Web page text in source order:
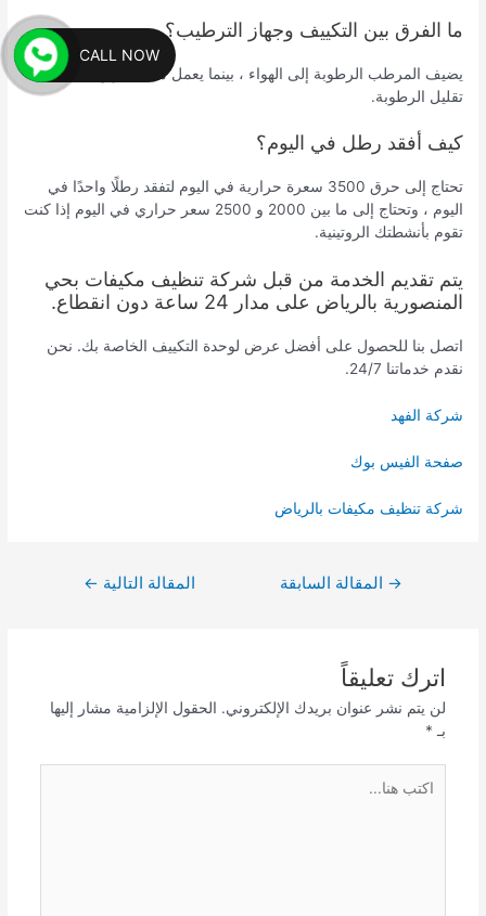
ما الفرق بين التكييف وجهاز الترطيب؟
يضيف المرطب الرطوبة إلى الهواء ، بينما يعمل مكيف الهواء على
تقليل الرطوبة.
كيف أفقد رطل في اليوم؟
تحتاج إلى حرق 3500 سعرة حرارية في اليوم لتفقد رطلًا واحدًا في
اليوم ، وتحتاج إلى ما بين 2000 و 2500 سعر حراري في اليوم إذا كنت
تقوم بأنشطتك الروتينية.
يتم تقديم الخدمة من قبل شركة تنظيف مكيفات بحي
المنصورية بالرياض على مدار 24 ساعة دون انقطاع.
اتصل بنا للحصول على أفضل عرض لوحدة التكييف الخاصة بك. نحن
نقدم خدماتنا 24/7.
شركة الفهد
صفحة الفيس بوك
شركة تنظيف مكيفات بالرياض
→ المقالة السابقة المقالة التالية ←
اترك تعليقاً
لن يتم نشر عنوان بريدك الإلكتروني. الحقول الإلزامية مشار إليها
بـ *
هنا...
CALL NOW